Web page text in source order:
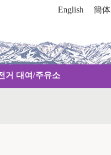
English 簡体
거 대여/주유소